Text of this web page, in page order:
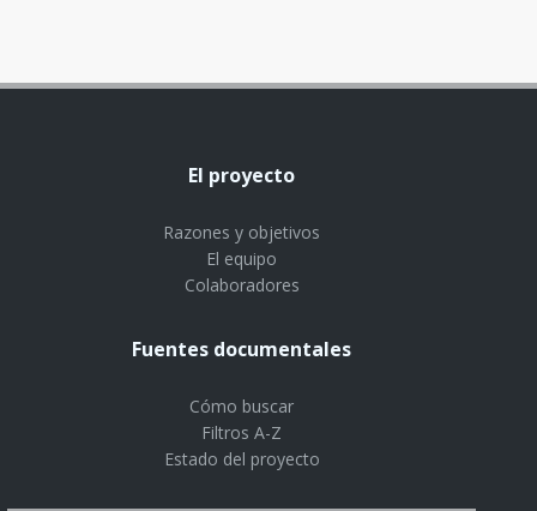
El proyecto
Razones y objetivos
El equipo
Colaboradores
Fuentes documentales
Cómo buscar
Filtros A-Z
Estado del proyecto